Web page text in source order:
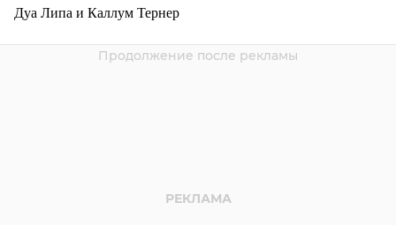
Дуа Липа и Каллум Тернер